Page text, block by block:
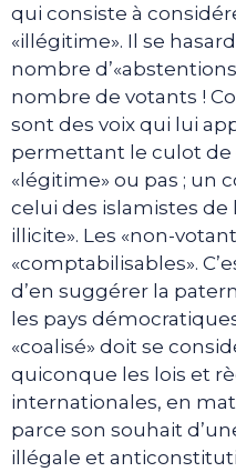
qui consiste à
«illégitime». Il se
nombre
nombre de votants !
sont des voix qui lui
permettant le culot de
«légitime» ou pas ; un
celui des islamistes de
illicite». Les «non-
«comptabilisables».
d’en suggérer la
les pays
«coalisé» doit se
quiconque les lois et
internationales, en
parce son souhait
illégale et